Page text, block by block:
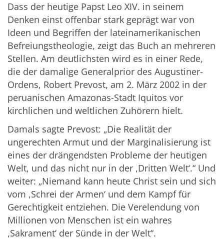
Dass der heutige Papst Leo XIV. in seinem
Denken einst offenbar stark geprägt war von
Ideen und Begriffen der lateinamerikanischen
Befreiungstheologie, zeigt das Buch an mehreren
Stellen. Am deutlichsten wird es in einer Rede,
die der damalige Generalprior des Augustiner-
Ordens, Robert Prevost, am 2. März 2002 in der
peruanischen Amazonas-Stadt Iquitos vor
kirchlichen und weltlichen Zuhörern hielt.
Damals sagte Prevost: „Die Realität der
ungerechten Armut und der Marginalisierung ist
eines der drängendsten Probleme der heutigen
Welt, und das nicht nur in der ,Dritten Welt‘.“ Und
weiter: „Niemand kann heute Christ sein und sich
vom ,Schrei der Armen‘ und dem Kampf für
Gerechtigkeit entziehen. Die Verelendung von
Millionen von Menschen ist ein wahres
,Sakrament‘ der Sünde in der Welt“.